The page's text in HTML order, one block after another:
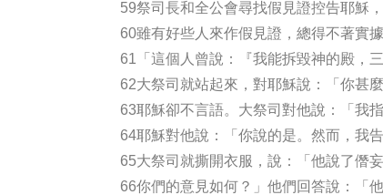
59祭司長和全公會尋找假見證控告耶穌，
60雖有好些人來作假見證，總得不著實
61「這個人曾說：『我能拆毀神的殿，
62大祭司就站起來，對耶穌說：「你甚
63耶穌卻不言語。大祭司對他說：「我
64耶穌對他說：「你說的是。然而，我
65大祭司就撕開衣服，說：「他說了僭
66你們的意見如何？」他們回答說：「他